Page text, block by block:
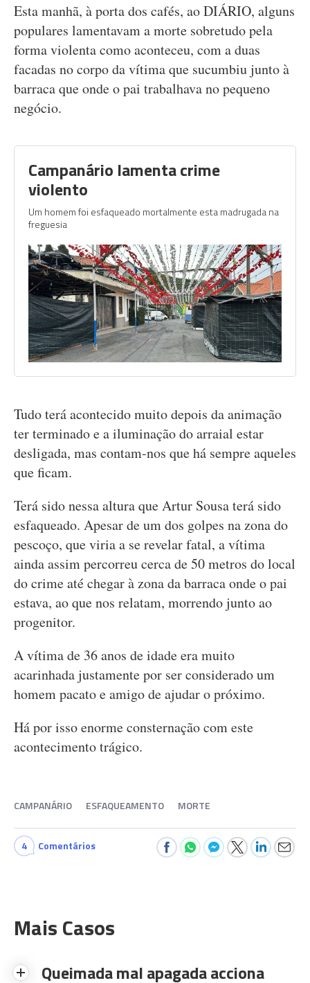
Esta manhã, à porta dos cafés, ao DIÁRIO, alguns
populares lamentavam a morte sobretudo pela
forma violenta como aconteceu, com a duas
facadas no corpo da vítima que sucumbiu junto à
barraca que onde o pai trabalhava no pequeno
negócio.
Campanário lamenta crime
violento
Um homem foi esfaqueado mortalmente esta madrugada na
freguesia
Tudo terá acontecido muito depois da animação
ter terminado e a iluminação do arraial estar
desligada, mas contam-nos que há sempre aqueles
que ficam.
Terá sido nessa altura que Artur Sousa terá sido
esfaqueado. Apesar de um dos golpes na zona do
pescoço, que viria a se revelar fatal, a vítima
ainda assim percorreu cerca de 50 metros do local
do crime até chegar à zona da barraca onde o pai
estava, ao que nos relatam, morrendo junto ao
progenitor.
A vítima de 36 anos de idade era muito
acarinhada justamente por ser considerado um
homem pacato e amigo de ajudar o próximo.
Há por isso enorme consternação com este
acontecimento trágico.
CAMPANÁRIO ESFAQUEAMENTO MORTE
4 Comentários
Mais Casos
Queimada mal apagada acciona